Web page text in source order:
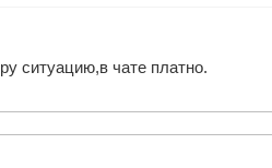
ситуацию,в чате платно.